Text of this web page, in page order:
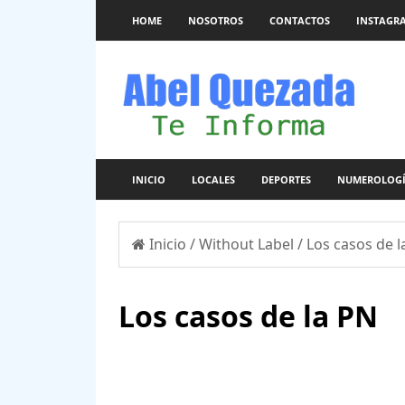
HOME NOSOTROS CONTACTOS
INICIO LOCALES DEPORTES
Inicio /Without Label / Los casos de
Los casos de la PN